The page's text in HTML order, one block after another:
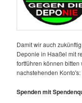
Damit wir auch
Deponie in Haaßel mit
fortführen können
nachstehenden Konto's:
Spenden mit